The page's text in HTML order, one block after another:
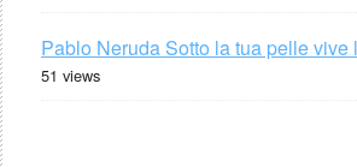
Pablo Neruda Sotto la tua pelle vive
51 views